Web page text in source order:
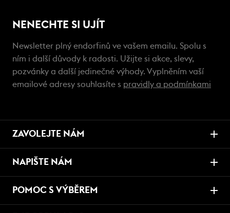
NENECHTE SI UJÍT
Newsletter plný endorfinů ve vašem emailu. Spolu s
ním i další důvody k radosti. Užijte si akce, slevy,
pozvánky a další jedinečné výhody. Vyplněním vaší
emailové adresy souhlasíte s pravidly a podmínkami
ZAVOLEJTE NÁM
NAPIŠTE NÁM
POMOC S VÝBĚREM